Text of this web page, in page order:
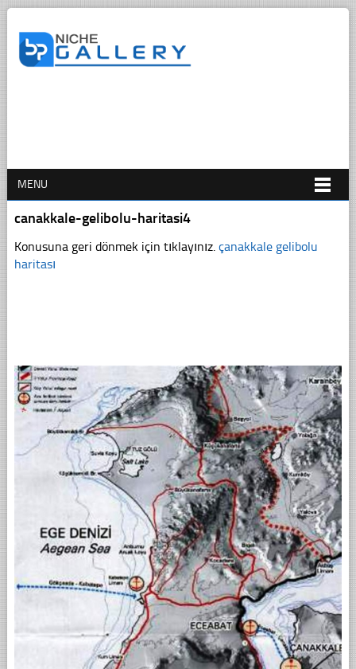
MENU
canakkale-gelibolu-haritasi4
Konusuna geri dönmek için tıklayınız. çanakkale gelibolu
haritası